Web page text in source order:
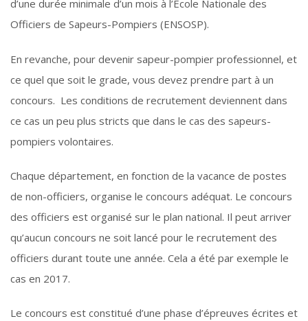
d’une durée minimale d’un mois à l’Ecole Nationale des
Officiers de Sapeurs-Pompiers (ENSOSP).
En revanche, pour devenir sapeur-pompier professionnel, et
ce quel que soit le grade, vous devez prendre part à un
concours. Les conditions de recrutement deviennent dans
ce cas un peu plus stricts que dans le cas des sapeurs-
pompiers volontaires.
Chaque département, en fonction de la vacance de postes
de non-officiers, organise le concours adéquat. Le concours
des officiers est organisé sur le plan national. Il peut arriver
qu’aucun concours ne soit lancé pour le recrutement des
officiers durant toute une année. Cela a été par exemple le
cas en 2017.
Le concours est constitué d’une phase d’épreuves écrites et